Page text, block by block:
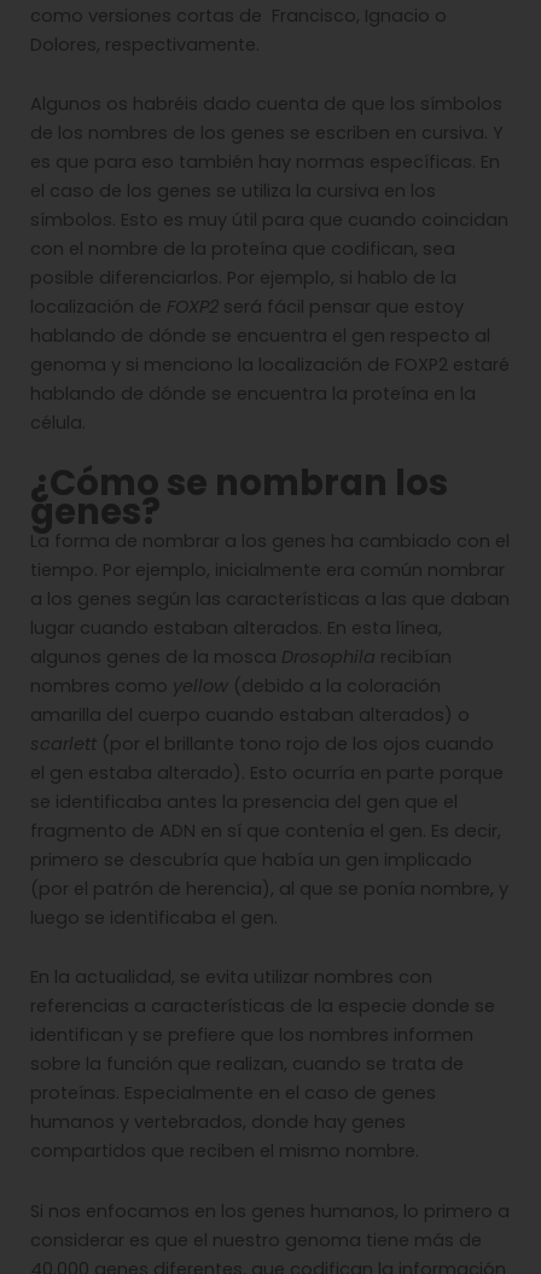
como versiones cortas de Francisco, Ignacio o
Dolores, respectivamente.
Algunos os habréis dado cuenta de que los símbolos
de los nombres de los genes se escriben en cursiva. Y
es que para eso también hay normas específicas. En
el caso de los genes se utiliza la cursiva en los
símbolos. Esto es muy útil para que cuando coincidan
con el nombre de la proteína que codifican, sea
posible diferenciarlos. Por ejemplo, si hablo de la
localización de FOXP2 será fácil pensar que estoy
hablando de dónde se encuentra el gen respecto al
genoma y si menciono la localización de FOXP2 estaré
hablando de dónde se encuentra la proteína en la
célula.
¿Cómo se nombran los
genes?
La forma de nombrar a los genes ha cambiado con el
tiempo. Por ejemplo, inicialmente era común nombrar
a los genes según las características a las que daban
lugar cuando estaban alterados. En esta línea,
algunos genes de la mosca Drosophila recibían
nombres como yellow (debido a la coloración
amarilla del cuerpo cuando estaban alterados) o
scarlett (por el brillante tono rojo de los ojos cuando
el gen estaba alterado). Esto ocurría en parte porque
se identificaba antes la presencia del gen que el
fragmento de ADN en sí que contenía el gen. Es decir,
primero se descubría que había un gen implicado
(por el patrón de herencia), al que se ponía nombre, y
luego se identificaba el gen.
En la actualidad, se evita utilizar nombres con
referencias a características de la especie donde se
identifican y se prefiere que los nombres informen
sobre la función que realizan, cuando se trata de
proteínas. Especialmente en el caso de genes
humanos y vertebrados, donde hay genes
compartidos que reciben el mismo nombre.
Si nos enfocamos en los genes humanos, lo primero a
considerar es que el nuestro genoma tiene más de
40.000 genes diferentes, que codifican la información